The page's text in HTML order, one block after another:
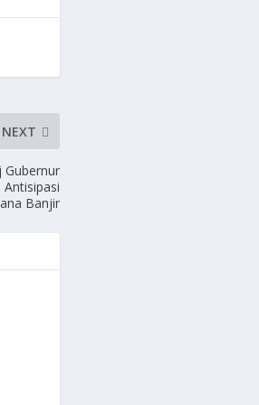
NEXT
Gubernur
Banjir